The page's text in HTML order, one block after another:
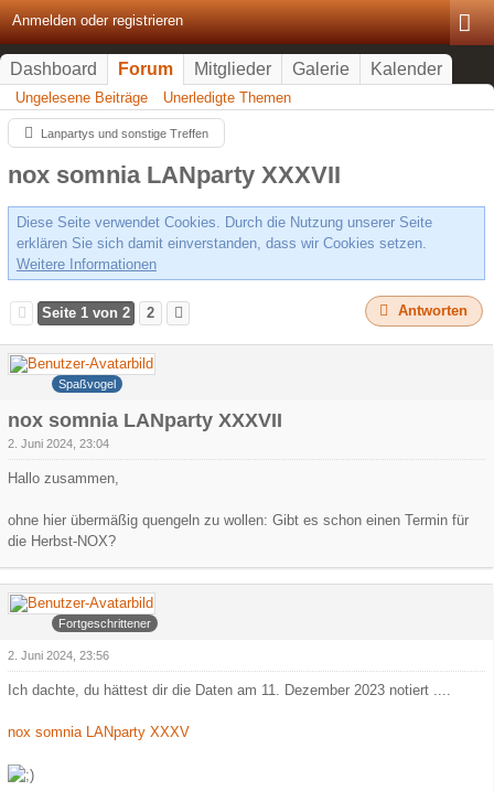
Anmelden oder registrieren
Dashboard Forum Mitglieder Galerie Kalender
Ungelesene Beiträge Unerledigte Themen
Lanpartys und sonstige Treffen
nox somnia LANparty XXXVII
Diese Seite verwendet Cookies. Durch die Nutzung unserer Seite
erklären Sie sich damit einverstanden, dass wir Cookies setzen.
Weitere Informationen
Seite 1 von 2 2 Antworten
Psychojosh
Spaßvogel
nox somnia LANparty XXXVII
2. Juni 2024, 23:04
Hallo zusammen,
ohne hier übermäßig quengeln zu wollen: Gibt es schon einen Termin für
die Herbst-NOX?
Arowa
Fortgeschrittener
2. Juni 2024, 23:56
Ich dachte, du hättest dir die Daten am 11. Dezember 2023 notiert ....
nox somnia LANparty XXXV